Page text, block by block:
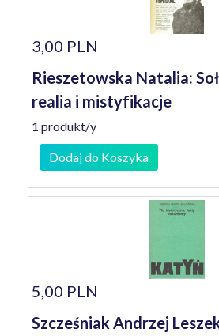
3,00 PLN
Rieszetowska Natalia:
realia i mistyfikacje
1 produkt/y
Dodaj do Koszyka
5,00 PLN
Szcześniak Andrzej